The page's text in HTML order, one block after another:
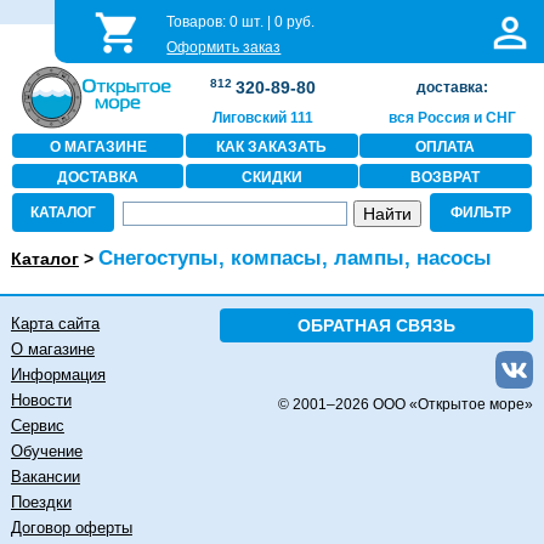
Товаров:0 шт. |0 руб.
Оформить заказ
812 320-89-80
Лиговский 111
доставка:
вся Россия и СНГ
О МАГАЗИНЕ
КАК ЗАКАЗАТЬ
ОПЛАТА
ДОСТАВКА
СКИДКИ ВОЗВРАТ
КАТАЛОГ ФИЛЬТР
Каталог> Снегоступы, компасы, лампы, насосы
ОБРАТНАЯ СВЯЗЬ
© 2001–2026 ООО «Открытое море»
Карта сайта
О магазине
Информация
Новости
Сервис
Обучение
Вакансии
Поездки
Договор оферты